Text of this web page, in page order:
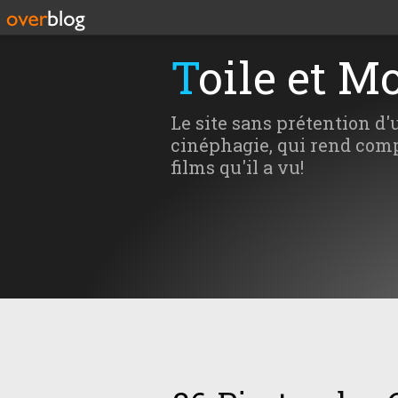
Toile et
Le site sans prétention
cinéphagie, qui rend
films qu'il a vu!